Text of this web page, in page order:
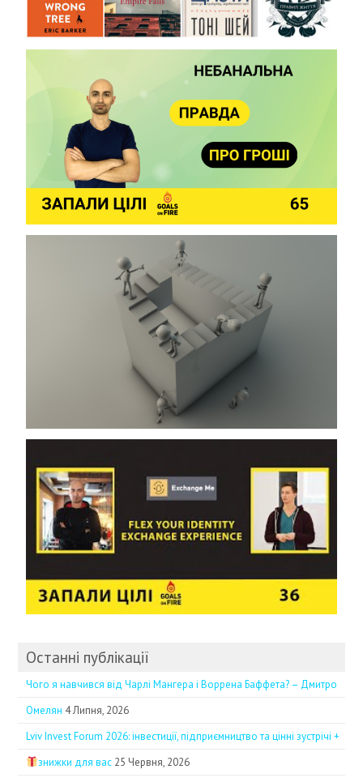
Останні публікації
Чого я навчився від Чарлі Мангера і Воррена Баффета? – Дмитро
Омелян 4 Липня, 2026
Lviv Invest Forum 2026: інвестиції, підприємництво та цінні зустрічі +
знижки для вас 25 Червня, 2026